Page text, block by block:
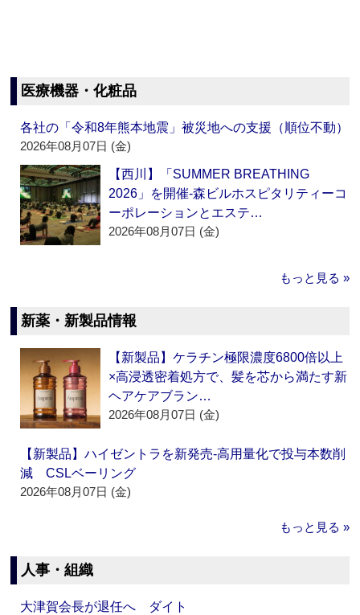
医療機器・化粧品
各社の「令和8年熊本地震」被災地への支援（順位不動）
2026年08月07日 (金)
【西川】「SUMMER BREATHING
2026」を開催‐森ビルホスピタリティーコ
ーポレーションとエステ…
2026年08月07日 (金)
もっと見る »
新薬・新製品情報
【新製品】ケラチン極限濃度6800倍以上
×高浸透密着処方で、髪を芯から満たす新
ヘアケアブラン…
2026年08月07日 (金)
【新製品】ハイゼントラを新発売‐高用量化で投与本数削
減 CSLベーリング
2026年08月07日 (金)
もっと見る »
人事・組織
大津賀会長が退任へ ダイト